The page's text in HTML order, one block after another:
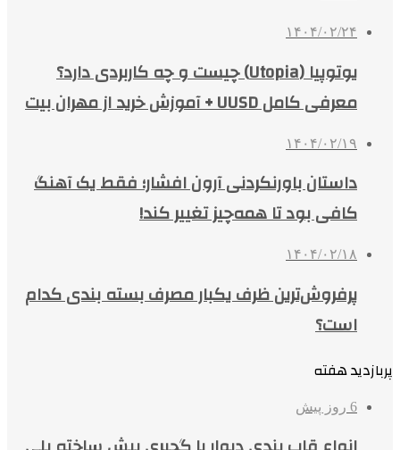
۱۴۰۴/۰۲/۲۴
یوتوپیا (Utopia) چیست و چه کاربردی دارد؟
معرفی کامل UUSD + آموزش خرید از مهران بیت
۱۴۰۴/۰۲/۱۹
داستان باورنکردنی آرون افشار؛ فقط یک آهنگ
کافی بود تا همه‌چیز تغییر کند!
۱۴۰۴/۰۲/۱۸
پرفروش‌ترین ظرف یکبار مصرف بسته بندی کدام
است؟
پربازدید هفته
6 روز پیش